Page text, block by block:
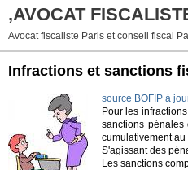
,AVOCAT
Avocat fiscaliste Paris et conseil fiscal
Infractions et sanctions
source BOFIP à
Pour les
sanctions
cumulativement
S'agissant des
Les sanctions